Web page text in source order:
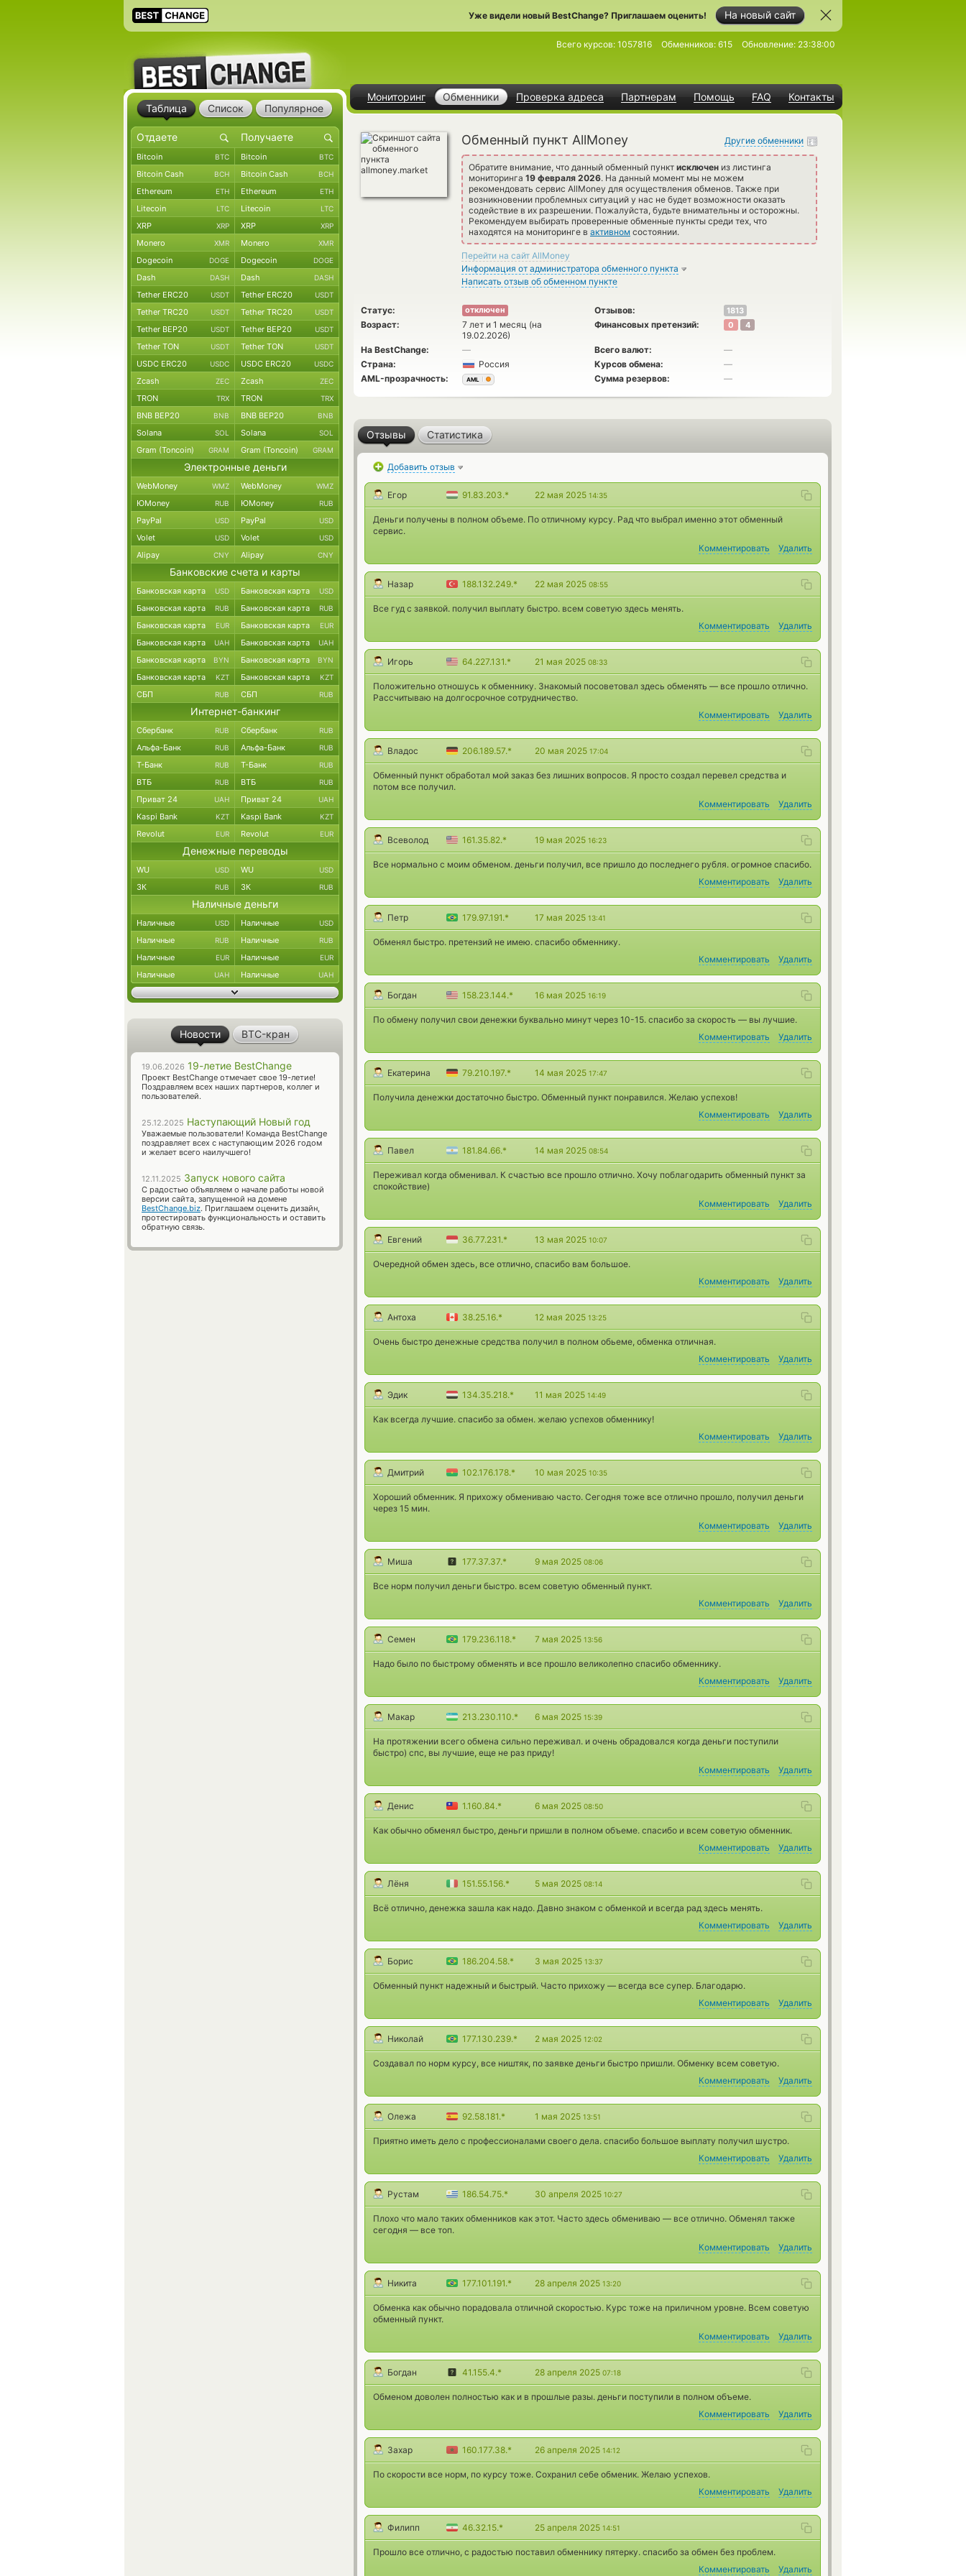
На новый сайт
Уже видели новый BestChange? Приглашаем оценить!
Мониторинг Обменники Проверка адреса Партнерам Помощь FAQ Контакты
Всего курсов: 1057816 Обменников: 615 Обновление: 23:38:00
Обменный пункт AllMoney
Обратите внимание, что данный обменный пункт исключен из листинга
мониторинга 19 февраля 2026. На данный момент мы не можем
рекомендовать сервис AllMoney для осуществления обменов. Также при
возникновении проблемных ситуаций у нас не будет возможности оказать
содействие в их разрешении. Пожалуйста, будьте внимательны и осторожны.
Рекомендуем выбирать проверенные обменные пункты среди тех, что
находятся на мониторинге в активном состоянии.
Перейти на сайт AllMoney
Информация от администратора обменного пункта
Написать отзыв об обменном пункте
Другие обменники
Статус: отключен Отзывов: 1813
Возраст:
7 лет и 1 месяц (на
19.02.2026)
Финансовых претензий: 0 4
На BestChange: — Всего валют:
—
Страна:
Россия Курсов обмена:
—
AML-прозрачность:
AML Сумма резервов: —
Отзывы Статистика
Добавить отзыв
Егор 91.83.203.* 22 мая 2025 14:35
Деньги получены в полном объеме. По отличному курсу. Рад что выбрал именно этот обменный
сервис.
Комментировать
Удалить
Назар 188.132.249.* 22 мая 2025 08:55
Все гуд с заявкой. получил выплату быстро. всем советую здесь менять.
Комментировать
Удалить
Игорь 64.227.131.* 21 мая 2025 08:33
Положительно отношусь к обменнику. Знакомый посоветовал здесь обменять — все прошло отлично.
Рассчитываю на долгосрочное сотрудничество.
Комментировать
Удалить
Владос 206.189.57.* 20 мая 2025 17:04
Обменный пункт обработал мой заказ без лишних вопросов. Я просто создал перевел средства и
потом все получил.
Комментировать
Удалить
Всеволод 161.35.82.* 19 мая 2025 16:23
Все нормально с моим обменом. деньги получил, все пришло до последнего рубля. огромное спасибо.
Комментировать
Удалить
Петр 179.97.191.* 17 мая 2025 13:41
Обменял быстро. претензий не имею. спасибо обменнику.
Комментировать
Удалить
Богдан 158.23.144.* 16 мая 2025 16:19
По обмену получил свои денежки буквально минут через 10-15. спасибо за скорость — вы лучшие.
Комментировать
Удалить
Екатерина 79.210.197.* 14 мая 2025 17:47
Получила денежки достаточно быстро. Обменный пункт понравился. Желаю успехов!
Комментировать
Удалить
Павел 181.84.66.* 14 мая 2025 08:54
Переживал когда обменивал. К счастью все прошло отлично. Хочу поблагодарить обменный пункт за
спокойствие)
Комментировать
Удалить
Евгений 36.77.231.* 13 мая 2025 10:07
Очередной обмен здесь, все отлично, спасибо вам большое.
Комментировать
Удалить
Антоха 38.25.16.* 12 мая 2025 13:25
Очень быстро денежные средства получил в полном обьеме, обменка отличная.
Комментировать
Удалить
Эдик 134.35.218.* 11 мая 2025 14:49
Как всегда лучшие. спасибо за обмен. желаю успехов обменнику!
Комментировать
Удалить
Дмитрий 102.176.178.* 10 мая 2025 10:35
Хороший обменник. Я прихожу обмениваю часто. Сегодня тоже все отлично прошло, получил деньги
через 15 мин.
Комментировать
Удалить
Миша 177.37.37.* 9 мая 2025 08:06
Все норм получил деньги быстро. всем советую обменный пункт.
Комментировать
Удалить
Семен 179.236.118.* 7 мая 2025 13:56
Надо было по быстрому обменять и все прошло великолепно спасибо обменнику.
Комментировать
Удалить
Макар 213.230.110.* 6 мая 2025 15:39
На протяжении всего обмена сильно переживал. и очень обрадовался когда деньги поступили
быстро) спс, вы лучшие, еще не раз приду!
Комментировать
Удалить
Денис 1.160.84.* 6 мая 2025 08:50
Как обычно обменял быстро, деньги пришли в полном объеме. спасибо и всем советую обменник.
Комментировать
Удалить
Лёня 151.55.156.* 5 мая 2025 08:14
Всё отлично, денежка зашла как надо. Давно знаком с обменкой и всегда рад здесь менять.
Комментировать
Удалить
Борис 186.204.58.* 3 мая 2025 13:37
Обменный пункт надежный и быстрый. Часто прихожу — всегда все супер. Благодарю.
Комментировать
Удалить
Николай 177.130.239.* 2 мая 2025 12:02
Создавал по норм курсу, все ништяк, по заявке деньги быстро пришли. Обменку всем советую.
Комментировать
Удалить
Олежа 92.58.181.* 1 мая 2025 13:51
Приятно иметь дело с профессионалами своего дела. спасибо большое выплату получил шустро.
Комментировать
Удалить
Рустам 186.54.75.* 30 апреля 2025 10:27
Плохо что мало таких обменников как этот. Часто здесь обмениваю — все отлично. Обменял также
сегодня — все топ.
Комментировать
Удалить
Никита 177.101.191.* 28 апреля 2025 13:20
Обменка как обычно порадовала отличной скоростью. Курс тоже на приличном уровне. Всем советую
обменный пункт.
Комментировать
Удалить
Богдан 41.155.4.* 28 апреля 2025 07:18
Обменом доволен полностью как и в прошлые разы. деньги поступили в полном объеме.
Комментировать
Удалить
Захар 160.177.38.* 26 апреля 2025 14:12
По скорости все норм, по курсу тоже. Сохранил себе обменик. Желаю успехов.
Комментировать
Удалить
Филипп 46.32.15.* 25 апреля 2025 14:51
Прошло все отлично, с радостью поставил обменнику пятерку. спасибо за обмен без проблем.
Комментировать
Удалить
Таблица Список Популярное
Bitcoin BTC Bitcoin BTC
Bitcoin Cash BCH Bitcoin Cash BCH
Ethereum ETH Ethereum ETH
Litecoin LTC Litecoin LTC
XRP XRP XRP XRP
Monero XMR Monero XMR
Dogecoin DOGE Dogecoin DOGE
Dash DASH Dash DASH
Tether ERC20 USDT Tether ERC20 USDT
Tether TRC20 USDT Tether TRC20 USDT
Tether BEP20 USDT Tether BEP20 USDT
Tether TON USDT Tether TON USDT
USDC ERC20 USDC USDC ERC20 USDC
Zcash ZEC Zcash ZEC
TRON TRX TRON TRX
BNB BEP20 BNB BNB BEP20 BNB
Solana SOL Solana SOL
Gram (Toncoin) GRAM Gram (Toncoin) GRAM
Электронные деньги
WebMoney WMZ WebMoney WMZ
ЮMoney RUB ЮMoney RUB
PayPal USD PayPal USD
Volet USD Volet USD
Alipay CNY Alipay CNY
Банковские счета и карты
Банковская карта USD Банковская карта USD
Банковская карта RUB Банковская карта RUB
Банковская карта EUR Банковская карта EUR
Банковская карта UAH Банковская карта UAH
Банковская карта BYN Банковская карта BYN
Банковская карта KZT Банковская карта KZT
СБП RUB СБП RUB
Интернет-банкинг
Сбербанк RUB Сбербанк RUB
Альфа-Банк RUB Альфа-Банк RUB
Т-Банк RUB Т-Банк RUB
ВТБ RUB ВТБ RUB
Приват 24 UAH Приват 24 UAH
Kaspi Bank KZT Kaspi Bank KZT
Revolut EUR Revolut EUR
Денежные переводы
WU USD WU USD
ЗК RUB ЗК RUB
Наличные деньги
Наличные USD Наличные USD
Наличные RUB Наличные RUB
Наличные EUR Наличные EUR
Наличные UAH Наличные UAH
Новости BTC-кран
19.06.2026 19-летие BestChange
Проект BestChange отмечает свое 19-летие!
Поздравляем всех наших партнеров, коллег и
пользователей.
25.12.2025 Наступающий Новый год
Уважаемые пользователи! Команда BestChange
поздравляет всех с наступающим 2026 годом
и желает всего наилучшего!
12.11.2025 Запуск нового сайта
С радостью объявляем о начале работы новой
версии сайта, запущенной на домене
BestChange.biz. Приглашаем оценить дизайн,
протестировать функциональность и оставить
обратную связь.